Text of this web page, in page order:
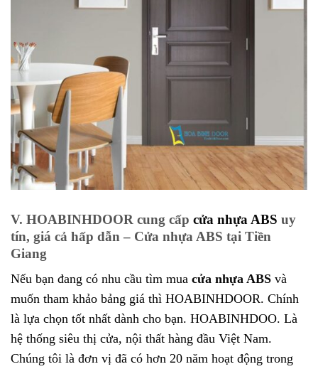
V. HOABINHDOOR cung cấp cửa nhựa ABS uy
tín, giá cả hấp dẫn – Cửa nhựa ABS tại Tiền
Giang
Nếu bạn đang có nhu cầu tìm mua cửa nhựa ABS và
muốn tham khảo bảng giá thì HOABINHDOOR. Chính
là lựa chọn tốt nhất dành cho bạn. HOABINHDOO. Là
hệ thống siêu thị cửa, nội thất hàng đầu Việt Nam.
Chúng tôi là đơn vị đã có hơn 20 năm hoạt động trong